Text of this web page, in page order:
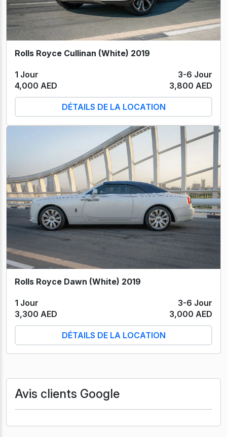
Rolls Royce Cullinan (White) 2019
1 Jour
3-6 Jour
4,000 AED
3,800 AED
DÉTAILS DE LA LOCATION
Rolls Royce Dawn (White) 2019
1 Jour
3-6 Jour
3,300 AED
3,000 AED
DÉTAILS DE LA LOCATION
Avis clients Google